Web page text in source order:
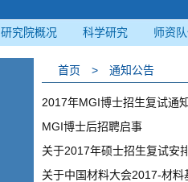
研究院概况 科学研究 师资
首页 > 通知公告
2017年MGI博士招生复试通
MGI博士后招聘启事
关于2017年硕士招生复试安
关于中国材料大会2017-材料